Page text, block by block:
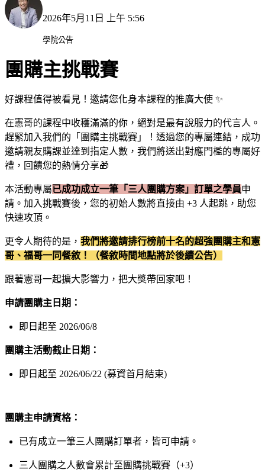
2026年5月11日 上午 5:56
學院公告
團購主挑戰賽
好課程值得被看見！邀請您化身本課程的推廣大使 ✨
在憲哥的課程中收穫滿滿的你，絕對是最有說服力的代言人。
趕緊加入我們的「團購主挑戰賽」！透過您的專屬連結，成功
邀請親友購課並達到指定人數，我們將送出對應門檻的專屬好
禮，回饋您的熱情分享🎁
本活動專屬已成功成立一筆「三人團購方案」訂單之學員申
請。加入挑戰賽後，您的初始人數將直接由 +3 人起跳，助您
快速攻頂。
更令人期待的是， 我們將邀請排行榜前十名的超強團購主和憲
哥、福哥一同餐敘！（餐敘時間地點將於後續公告）
跟著憲哥一起擴大影響力，把大獎帶回家吧！
申請團購主日期：
即日起至 2026/06/8
團購主活動截止日期：
即日起至 2026/06/22 (募資首月結束)
團購主申請資格：
已有成立一筆三人團購訂單者，皆可申請。
三人團購之人數會累計至團購挑戰賽（+3）